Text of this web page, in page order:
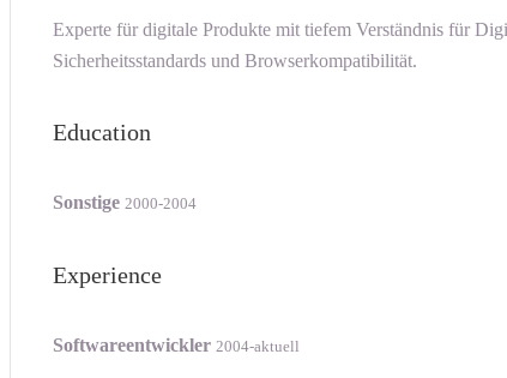
Experte für digitale Produkte mit tiefem Verständnis für
Sicherheitsstandards und Browserkompatibilität.
Education
Sonstige 2000-2004
Experience
Softwareentwickler 2004-aktuell